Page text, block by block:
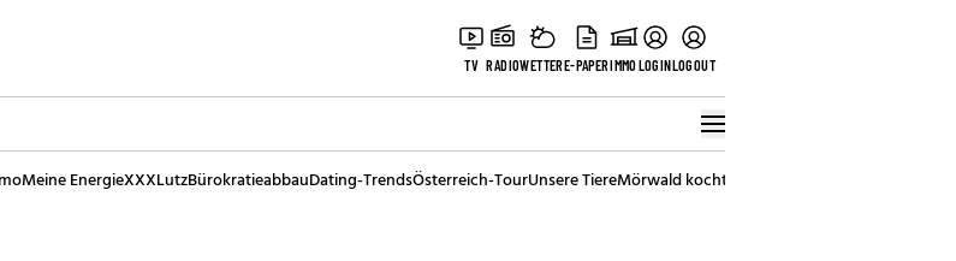
TV RADIOWETTERE-PAPERIMMOLOGINLOGOUT
Meine EnergieXXXLutzBürokratieabbauDating-TrendsÖsterreich-TourUnsere TiereMörwald kocht